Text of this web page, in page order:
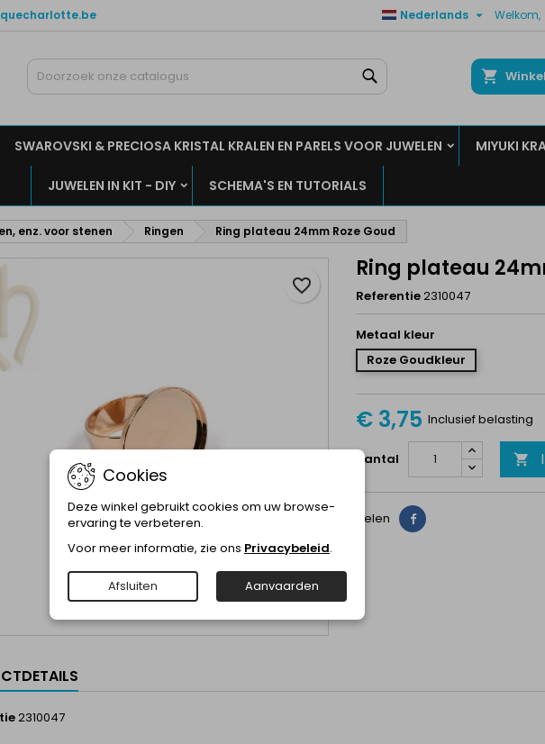
Welkom,
Nederlands 
SWAROVSKI & PRECIOSA KRISTAL KRALEN EN PARELS VOOR JUWELEN MIYUKI
JUWELEN IN KIT - DIY SCHEMA'S EN TUTORIALS
enz. voor stenen Ringen Ring plateau 24mm Roze Goud
Ring plateau
Referentie2310047
Metaal kleur
Roze Goudkleur
€ 3,75 Inclusief belasting
Aantal 
favorite_border
Delen Delen
2310047
Mijn verlanglijsten
Maak een lijst
Maak een verlanglijst
Inloggen
moet ingelogd zijn om producten in uw verlanglijst op te slaan.
Annuleren Inloggen
Cookies
Deze winkel gebruikt cookies om uw browse-
ervaring te verbeteren.
Voor meer informatie, zie ons Privacybeleid.
Afsluiten Aanvaarden